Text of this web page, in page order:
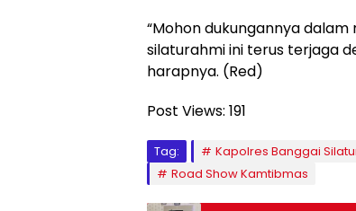
“Mohon dukungannya
silaturahmi ini terus terjaga
harapnya. (Red)
Post Views: 191
Tag:
Kapolres Banggai
Road Show Kamtibmas